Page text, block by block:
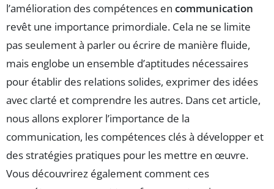
l’amélioration des compétences en communication
revêt une importance primordiale. Cela ne se limite
pas seulement à parler ou écrire de manière fluide,
mais englobe un ensemble d’aptitudes nécessaires
pour établir des relations solides, exprimer des idées
avec clarté et comprendre les autres. Dans cet article,
nous allons explorer l’importance de la
communication, les compétences clés à développer et
des stratégies pratiques pour les mettre en œuvre.
Vous découvrirez également comment ces